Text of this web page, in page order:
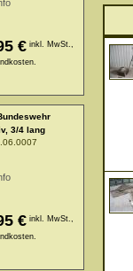
€ inkl. MwSt.,
3/4 lang
€ inkl. MwSt.,